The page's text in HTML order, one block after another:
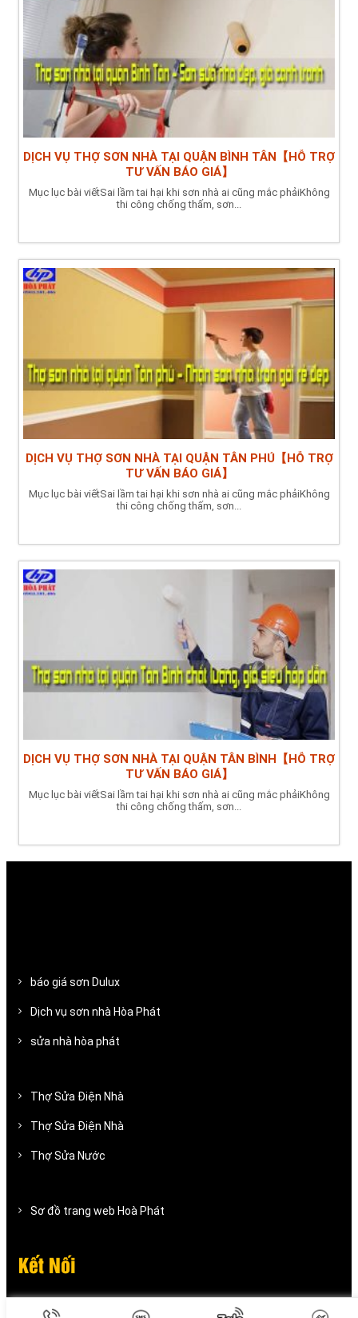
DỊCH VỤ THỢ SƠN NHÀ TẠI QUẬN BÌNH TÂN【HỖ TRỢ
TƯ VẤN BÁO GIÁ】
Mục lục bài viếtSai lầm tai hại khi sơn nhà ai cũng mắc phảiKhông
thi công chống thấm, sơn...
DỊCH VỤ THỢ SƠN NHÀ TẠI QUẬN TÂN PHÚ【HỖ TRỢ
TƯ VẤN BÁO GIÁ】
Mục lục bài viếtSai lầm tai hại khi sơn nhà ai cũng mắc phảiKhông
thi công chống thấm, sơn...
DỊCH VỤ THỢ SƠN NHÀ TẠI QUẬN TÂN BÌNH【HỖ TRỢ
TƯ VẤN BÁO GIÁ】
Mục lục bài viếtSai lầm tai hại khi sơn nhà ai cũng mắc phảiKhông
thi công chống thấm, sơn...
báo giá sơn Dulux
Dịch vụ sơn nhà Hòa Phát
sửa nhà hòa phát
Thợ Sửa Điện Nhà
Thợ Sửa Điện Nhà
Thợ Sửa Nước
Sơ đồ trang web Hoà Phát
Kết Nối